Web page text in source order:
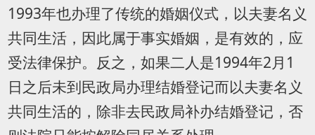
1993年也办理了传统的婚姻仪式，以夫妻名义
共同生活，因此属于事实婚姻，是有效的，应
受法律保护。反之，如果二人是1994年2月1
日之后未到民政局办理结婚登记而以夫妻名义
共同生活的，除非去民政局补办结婚登记，否